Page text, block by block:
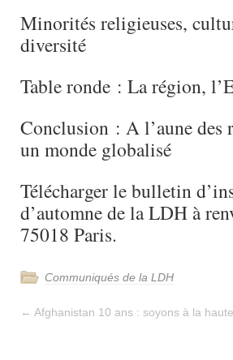
Minorités religieuses,
diversité
Table ronde : La région,
Conclusion : A l’aune des
un monde globalisé
Télécharger le bulletin
d’automne de la LDH à
75018 Paris.
Communiqués de la LDH
← Afghanistan 10 ans : soyons à la